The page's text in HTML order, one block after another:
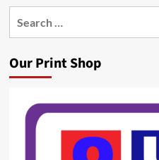
Our Print Shop